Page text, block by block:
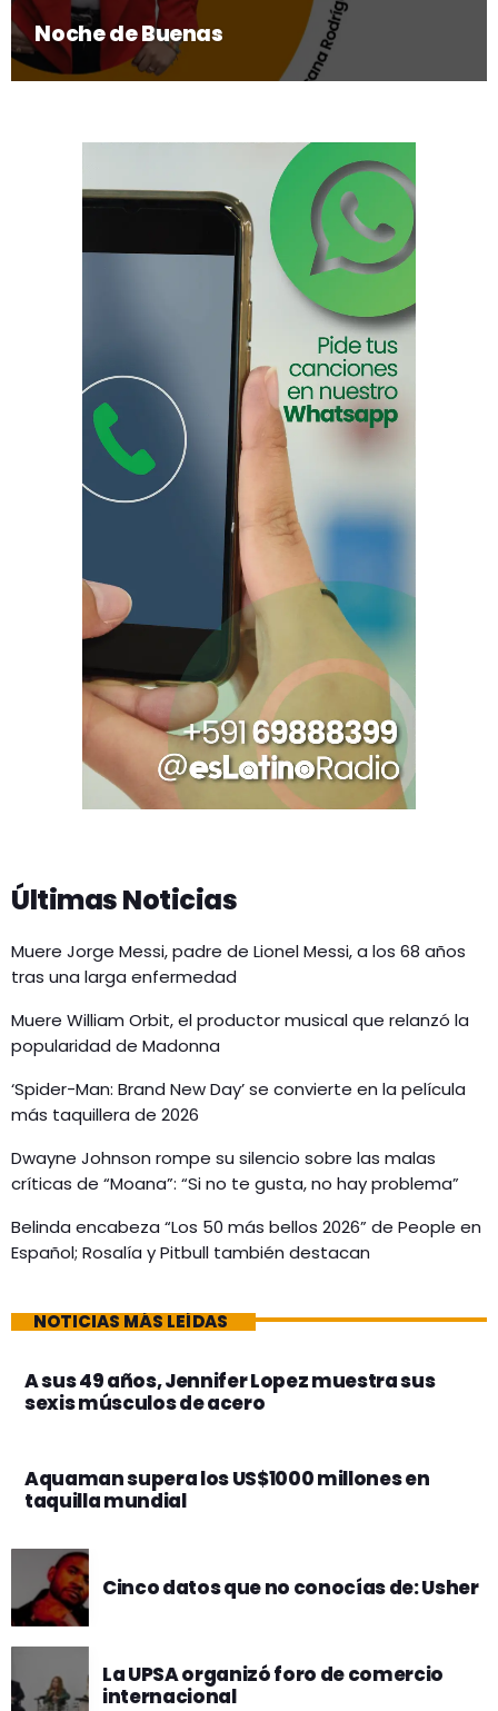
Noche de Buenas
Últimas Noticias
Muere Jorge Messi, padre de Lionel Messi, a los 68 años
tras una larga enfermedad
Muere William Orbit, el productor musical que relanzó la
popularidad de Madonna
‘Spider-Man: Brand New Day’ se convierte en la película
más taquillera de 2026
Dwayne Johnson rompe su silencio sobre las malas
críticas de “Moana”: “Si no te gusta, no hay problema”
Belinda encabeza “Los 50 más bellos 2026” de People en
Español; Rosalía y Pitbull también destacan
NOTICIAS MÁS LEÍDAS
A sus 49 años, Jennifer Lopez muestra sus
sexis músculos de acero
Aquaman supera los US$1000 millones en
taquilla mundial
Cinco datos que no conocías de: Usher
La UPSA organizó foro de comercio
internacional